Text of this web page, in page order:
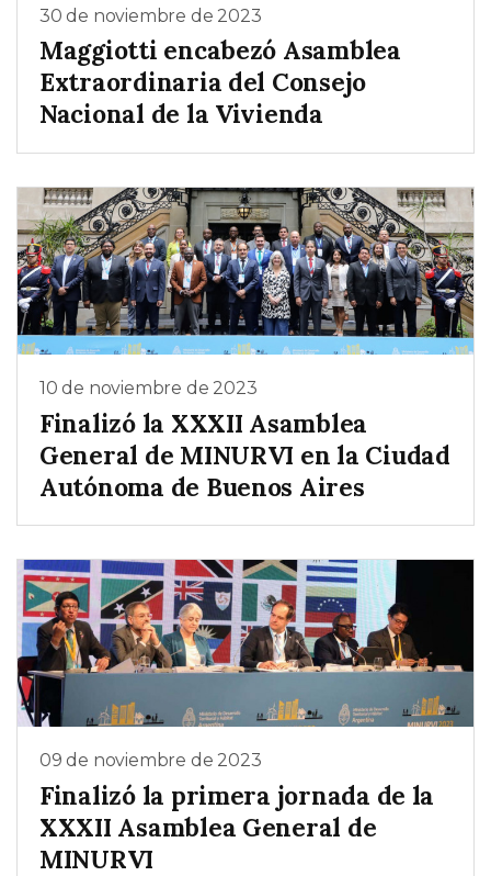
30 de noviembre de 2023
Maggiotti encabezó Asamblea
Extraordinaria del Consejo
Nacional de la Vivienda
10 de noviembre de 2023
Finalizó la XXXII Asamblea
General de MINURVI en la Ciudad
Autónoma de Buenos Aires
09 de noviembre de 2023
Finalizó la primera jornada de la
XXXII Asamblea General de
MINURVI